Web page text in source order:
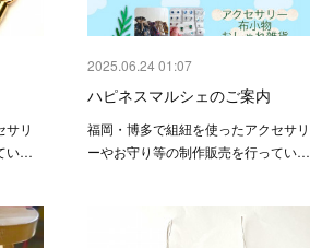
サリ
い…
2025.06.24 01:07
ハピネスマルシェのご案内
福岡・博多で組紐を使ったアクセサリ
ーやお守り等の制作販売を行ってい…